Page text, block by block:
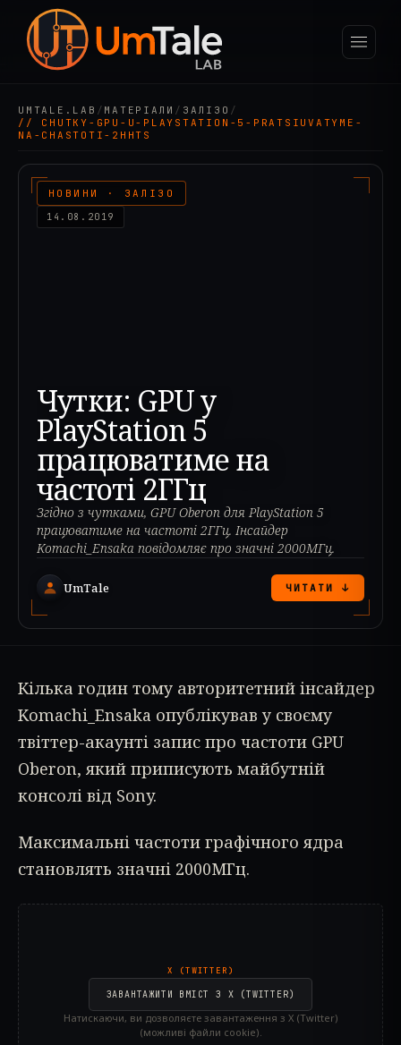
UMTALE.LAB / МАТЕРІАЛИ / ЗАЛІЗО /
// CHUTKY-GPU-U-PLAYSTATION-5-PRATSIUVATYME-
NA-CHASTOTI-2HHTS
НОВИНИ · ЗАЛІЗО
14.08.2019
Чутки: GPU у
PlayStation 5
працюватиме на
частоті 2ГГц
Згідно з чутками, GPU Oberon для PlayStation 5
працюватиме на частоті 2ГГц. Інсайдер
Komachi_Ensaka повідомляє про значні 2000МГц.
UmTale ЧИТАТИ ↓
Кілька годин тому авторитетний інсайдер
Komachi_Ensaka опублікував у своєму
твіттер-акаунті запис про частоти GPU
Oberon, який приписують майбутній
консолі від Sony.
Максимальні частоти графічного ядра
становлять значні 2000МГц.
X (TWITTER)
ЗАВАНТАЖИТИ ВМІСТ З X (TWITTER)
Натискаючи, ви дозволяєте завантаження з X (Twitter)
(можливі файли cookie).